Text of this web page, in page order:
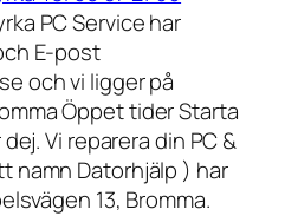
PC Service har
E-post
och vi ligger på
Öppet tider Starta
Vi reparera din PC &
namn Datorhjälp ) har
13, Bromma.